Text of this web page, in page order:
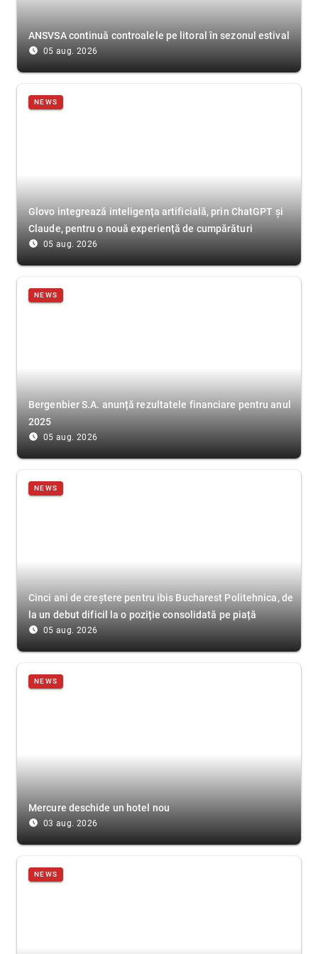
ANSVSA continuă controalele pe litoral în sezonul estival
access_time_filled 05 aug. 2026
NEWS
Glovo integrează inteligența artificială, prin ChatGPT și
Claude, pentru o nouă experiență de cumpărături
access_time_filled 05 aug. 2026
NEWS
Bergenbier S.A. anunță rezultatele financiare pentru anul
2025
access_time_filled 05 aug. 2026
NEWS
Cinci ani de creștere pentru ibis Bucharest Politehnica, de
la un debut dificil la o poziție consolidată pe piață
access_time_filled 05 aug. 2026
NEWS
Mercure deschide un hotel nou
access_time_filled 03 aug. 2026
NEWS